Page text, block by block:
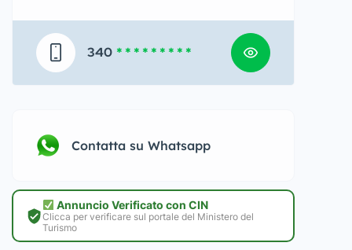
340 * * * * * * * * *
Contatta su Whatsapp
Annuncio Verificato con CIN
Clicca per verificare sul portale del Ministero del
Turismo